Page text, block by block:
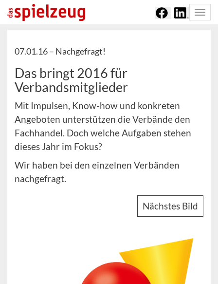
07.01.16 – Nachgefragt!
Das bringt 2016 für
Verbandsmitglieder
Mit Impulsen, Know-how und konkreten
Angeboten unterstützen die Verbände den
Fachhandel. Doch welche Aufgaben stehen
dieses Jahr im Fokus?
Wir haben bei den einzelnen Verbänden
nachgefragt.
Nächstes Bild